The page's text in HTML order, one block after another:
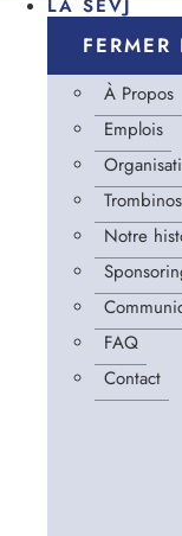
LA SEVJ
FERMER
À Propos
Emplois
Notre
FAQ
Contact